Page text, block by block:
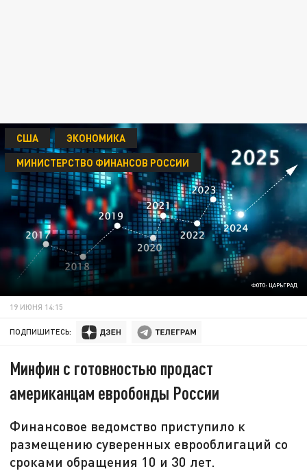
ФОТО: ЦАРЬГРАД
США
ЭКОНОМИКА
МИНИСТЕРСТВО ФИНАНСОВ РОССИИ
19 ИЮНЯ 14:15
ПОДПИШИТЕСЬ:
Минфин с готовностью продаст
американцам евробонды России
Финансовое ведомство приступило к
размещению суверенных еврооблигаций со
сроками обращения 10 и 30 лет.